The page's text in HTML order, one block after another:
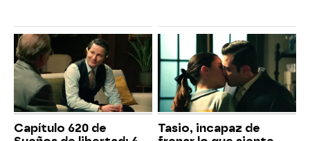
Capítulo 620 de
Tasio, incapaz de